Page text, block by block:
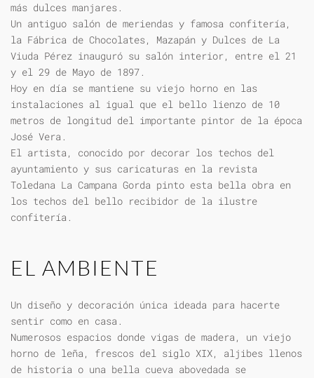
más dulces manjares.
Un antiguo salón de meriendas y famosa confitería,
la Fábrica de Chocolates, Mazapán y Dulces de La
Viuda Pérez inauguró su salón interior, entre el 21
y el 29 de Mayo de 1897.
Hoy en día se mantiene su viejo horno en las
instalaciones al igual que el bello lienzo de 10
metros de longitud del importante pintor de la época
José Vera.
El artista, conocido por decorar los techos del
ayuntamiento y sus caricaturas en la revista
Toledana La Campana Gorda pinto esta bella obra en
los techos del bello recibidor de la ilustre
confitería.
EL AMBIENTE
Un diseño y decoración única ideada para hacerte
sentir como en casa.
Numerosos espacios donde vigas de madera, un viejo
horno de leña, frescos del siglo XIX, aljibes llenos
de historia o una bella cueva abovedada se